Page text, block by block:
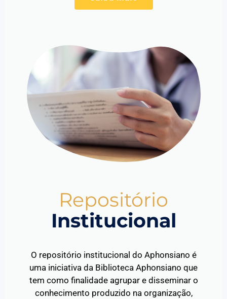
Repositório
Institucional
O repositório institucional do Aphonsiano é
uma iniciativa da Biblioteca Aphonsiano que
tem como finalidade agrupar e disseminar o
conhecimento produzido na organização,